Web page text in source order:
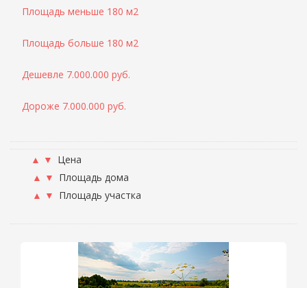
Площадь меньше 180 м2
Площадь больше 180 м2
Дешевле 7.000.000 руб.
Дороже 7.000.000 руб.
Цена
▲ ▼
Площадь дома
▲ ▼
Площадь участка
▲ ▼